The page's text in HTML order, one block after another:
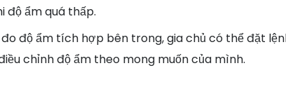
độ ẩm quá thấp.
độ ẩm tích hợp bên trong, gia chủ có thể đặt
chỉnh độ ẩm theo mong muốn của mình.